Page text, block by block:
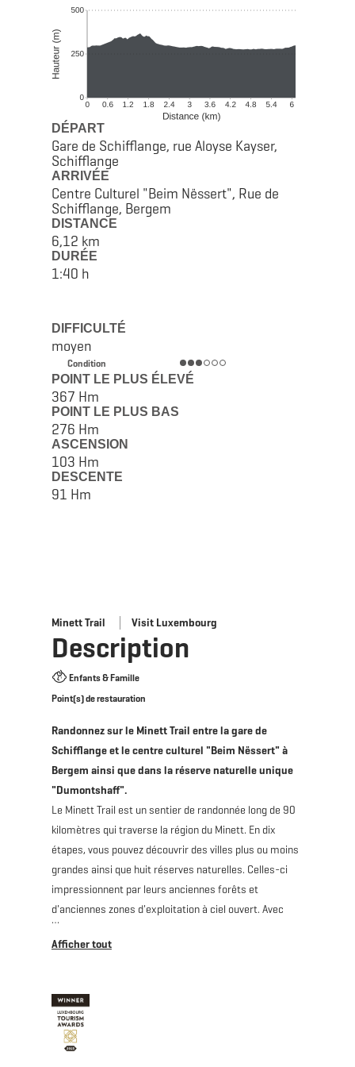
DÉPART
Gare de Schifflange, rue Aloyse Kayser,
Schifflange
ARRIVÉE
Centre Culturel "Beim Nëssert", Rue de
Schifflange, Bergem
DISTANCE
6,12 km
DURÉE
1:40 h
DIFFICULTÉ
moyen
Condition
POINT LE PLUS ÉLEVÉ
367 Hm
POINT LE PLUS BAS
276 Hm
ASCENSION
103 Hm
DESCENTE
91 Hm
Minett Trail Visit Luxembourg
Description
Enfants & Famille
Point(s) de restauration
Randonnez sur le Minett Trail entre la gare de
Schifflange et le centre culturel "Beim Nëssert" à
Bergem ainsi que dans la réserve naturelle unique
"Dumontshaff".
Le Minett Trail est un sentier de randonnée long de 90
kilomètres qui traverse la région du Minett. En dix
étapes, vous pouvez découvrir des villes plus ou moins
grandes ainsi que huit réserves naturelles. Celles-ci
impressionnent par leurs anciennes forêts et
d'anciennes zones d'exploitation à ciel ouvert. Avec
entrées de mines, elles sont uniques au Luxembourg.
d'eau et d'oiseaux unique "Dumontshaff", qui, en tant
que site Natura 2000, offre un habitat à plusieurs
espèces. Ici, la diversité de la vallée et du cours de la